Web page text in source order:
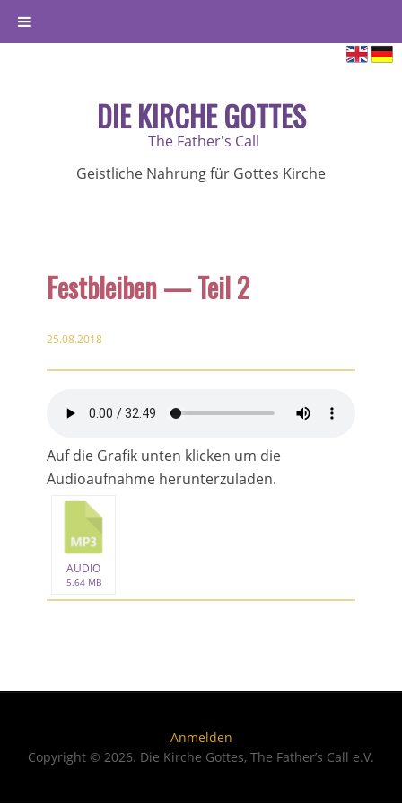
DIE KIRCHE GOTTES
The Father's Call
Geistliche Nahrung für Gottes Kirche
Festbleiben — Teil 2
25.08.2018
Auf die Grafik unten klicken um die
Audioaufnahme herunterzuladen.
AUDIO
5.64 MB
Anmelden
Copyright © 2026. Die Kirche Gottes, The Father’s Call e.V.